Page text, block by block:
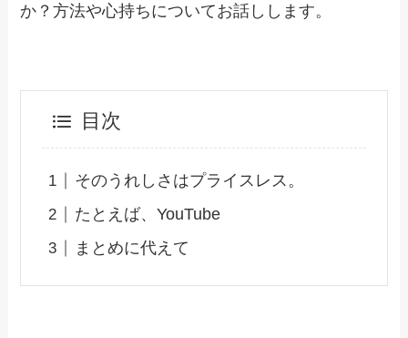
か？方法や心持ちについてお話しします。
目次
そのうれしさはプライスレス。
たとえば、YouTube
まとめに代えて